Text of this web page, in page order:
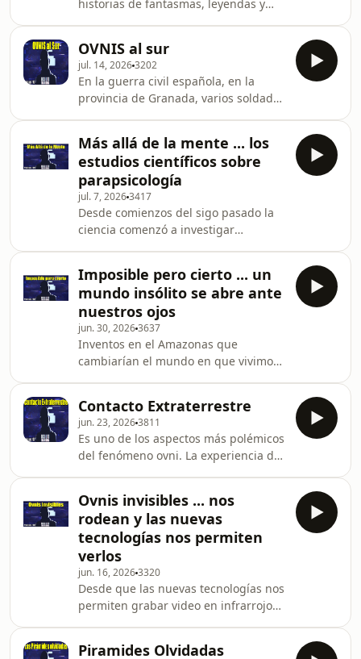
historias de fantasmas, leyendas y
este podcast su historia mágica.
OVNIS al sur
jul. 14, 20263202
En la guerra civil española, en la
provincia de Granada, varios soldados
cielo, mientras observaba impasible
la carnicería.Este y otros casos que se
han dado en la región de Andalucía
son narrados por uno de los más
conocido periodistas del lugar, José
Manuel García Bautista.
Más allá de la mente ... los
estudios científicos sobre
parapsicología
jul. 7, 20263417
Desde comienzos del sigo pasado la
ciencia comenzó a investigar
consciencia. Cualidades como la
telepatía (comunicación a través del
pensamiento) o la precognición
(adelantarse a lo que va a suceder), se
investigan en el laboratorio.
Imposible pero cierto ... un
mundo insólito se abre ante
nuestros ojos
jun. 30, 20263637
Inventos en el Amazonas que
cambiarían el mundo en que vivimos
nuestro mundo? La realidad es algo
que no para de sorprendernos.
Contacto Extraterrestre
jun. 23, 20263811
Es uno de los aspectos más polémicos
del fenómeno ovni. La experiencia de
mundos. Escucha el testimonio, de
primera mano, de una de las
personas que ha tenido este contacto.
Ovnis invisibles ... nos
rodean y las nuevas
tecnologías nos permiten
verlos
jun. 16, 20263320
Desde que las nuevas tecnologías nos
permiten grabar video en infrarrojo
Piramides Olvidadas